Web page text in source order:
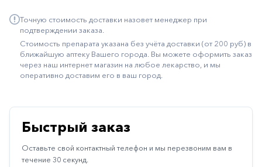
средства
Неврологические
Остеопороз
Паркинсон
Противоаллергические
Противовирусные
Точную стоимость доставки назовет менеджер при
подтверждении заказа.
Стоимость препарата указана без учёта доставки (от 200 руб) в
ближайшую аптеку Вашего города. Вы можете оформить заказ
через наш интернет магазин на любое лекарство, и мы
оперативно доставим его в ваш город.
Быстрый заказ
Оставьте свой контактный телефон и мы перезвоним вам в
течение 30 секунд.